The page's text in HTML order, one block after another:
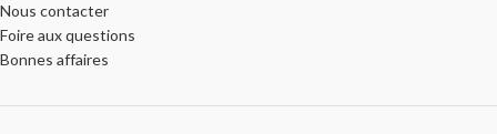
Nous contacter
Foire aux questions
Bonnes affaires